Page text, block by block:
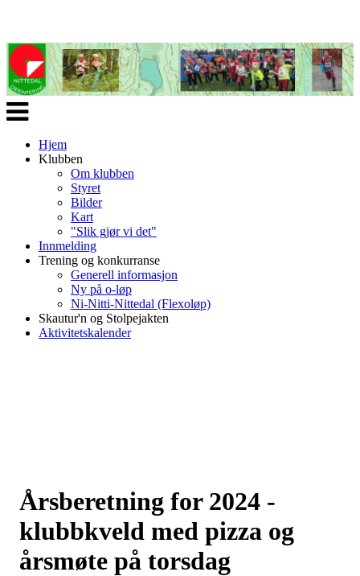
Veksle
navigasjon
Hjem
Klubben
Om klubben
Styret
Bilder
Kart
"Slik gjør vi det"
Innmelding
Trening og konkurranse
Generell informasjon
Ny på o-løp
Ni-Nitti-Nittedal (Flexoløp)
Skautur'n og Stolpejakten
Aktivitetskalender
Årsberetning for 2024 -
klubbkveld med pizza og
årsmøte på torsdag